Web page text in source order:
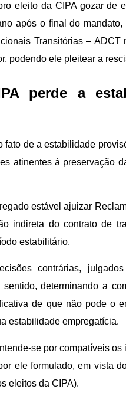
eleito da CIPA gozar de
após o final do
Transitórias –
podendo ele pleitear a
perde a
fato de a estabilidade
atinentes à preservação
estável ajuizar
indireta do contrato de
estabilitário.
contrárias,
sentido, determinando a
de que não pode o
estabilidade empregatícia.
se por compatíveis
ele formulado, em vista
eleitos da CIPA).